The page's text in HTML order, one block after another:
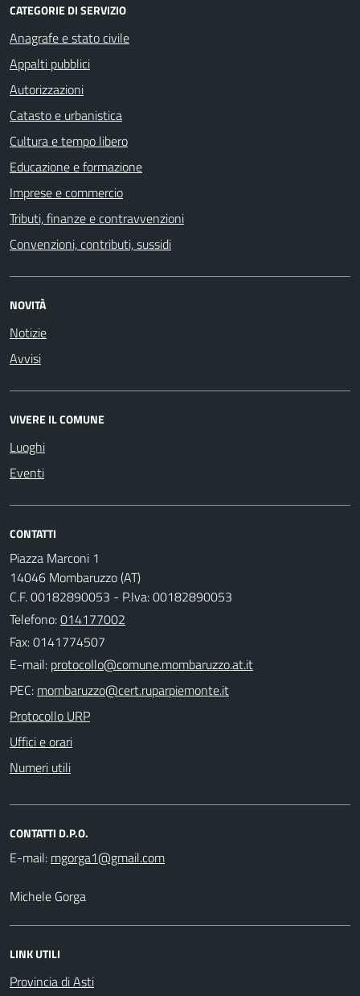
CATEGORIE DI SERVIZIO
Anagrafe e stato civile
Appalti pubblici
Autorizzazioni
Catasto e urbanistica
Cultura e tempo libero
Educazione e formazione
Imprese e commercio
Tributi, finanze e contravvenzioni
Convenzioni, contributi, sussidi
NOVITÀ
Notizie
Avvisi
VIVERE IL COMUNE
Luoghi
Eventi
CONTATTI
Piazza Marconi 1
14046 Mombaruzzo (AT)
C.F. 00182890053 - P.Iva: 00182890053
Telefono:014177002
Fax: 0141774507
E-mail:
PEC:
Protocollo URP
Uffici e orari
Numeri utili
CONTATTI D.P.O.
E-mail:
Michele Gorga
LINK UTILI
Provincia di Asti